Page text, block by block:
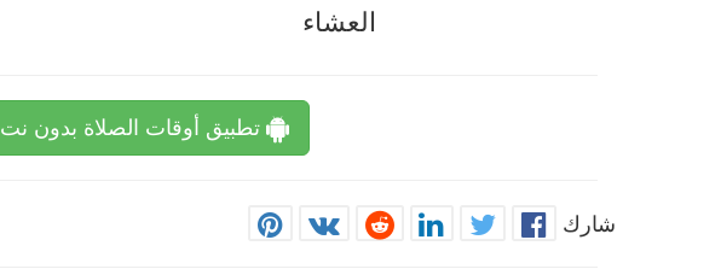
العشاء
تطبيق أوقات الصلاة بدون نت
شارك